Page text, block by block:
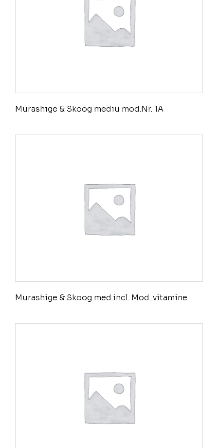
Murashige & Skoog mediu mod.Nr. 1A
Murashige & Skoog med.incl. Mod. vitamine